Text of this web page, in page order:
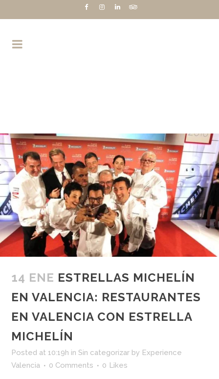
14 ENE ESTRELLAS MICHELÍN
EN VALENCIA: RESTAURANTES
EN VALENCIA CON ESTRELLA
MICHELÍN
Posted at 10:19h in Sin categorizar by Experience
Valencia
0 Comments 0 Likes